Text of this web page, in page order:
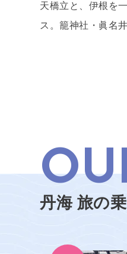
天橋立と、伊根を
ス。籠神社・眞名
丹海 旅の